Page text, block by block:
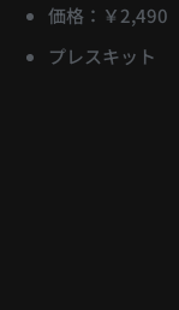
価格：￥2,490
プレスキット